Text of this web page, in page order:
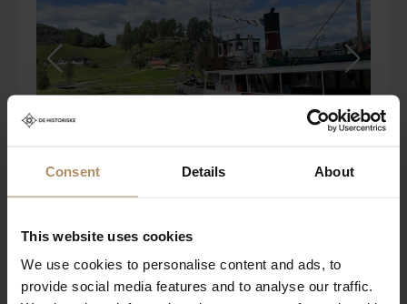
Consent Details About
This website uses cookies
We use cookies to personalise content and ads, to
provide social media features and to analyse our traffic.